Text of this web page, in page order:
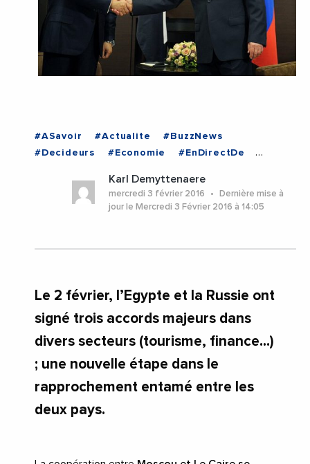
#ASavoir #Actualite
#BuzzNews
#Decideurs
#Economie
#EnDirectDe
Karl Demyttenaere
mercredi 3 février 2016
Dernière mise à
jour le Mercredi 3 Février 2016 à 14:05
Le 2 février, l’Egypte et la Russie ont
signé trois accords majeurs dans
divers secteurs (tourisme, finance...)
; une nouvelle étape dans le
rapprochement entamé entre les
deux pays.